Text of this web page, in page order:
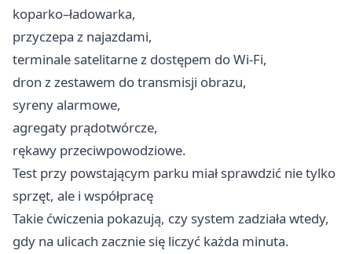
koparko–ładowarka,
przyczepa z najazdami,
terminale satelitarne z dostępem do Wi‑Fi,
dron z zestawem do transmisji obrazu,
syreny alarmowe,
agregaty prądotwórcze,
rękawy przeciwpowodziowe.
Test przy powstającym parku miał sprawdzić nie tylko
sprzęt, ale i współpracę
Takie ćwiczenia pokazują, czy system zadziała wtedy,
gdy na ulicach zacznie się liczyć każda minuta.